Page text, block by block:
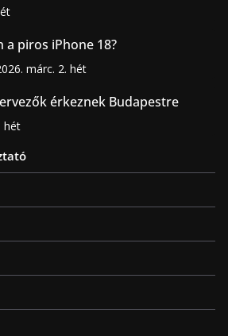
a piros iPhone 18?
márc. 2. hét
érkeznek Budapestre
hét